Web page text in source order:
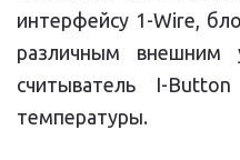
интерфейсу 1-Wire,
различным внешним
считыватель I-
температуры.